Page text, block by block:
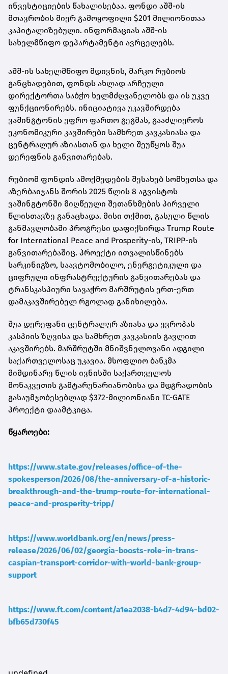
ინვესტიციების წახალისებაა. ფონდი აშშ-ის
მთავრობის მიერ გამოყოფილი $201 მილიონითაა
კაპიტალიზებული. ინფორმაციას აშშ-ის
სახელმწიფო დეპარტამენტი ავრცელებს.
აშშ-ის სახელმწიფო მდივნის, მარკო რუბიოს
განცხადებით, ფონდს ახლად არჩეული
დირექტორთა საბჭო ხელმძღვანელობს და ის უკვე
ფუნქციონირებს. ინიციატივა უკავშირდება
ვაშინგტონის უფრო ფართო გეგმას, გააძლიეროს
ეკონომიკური კავშირები სამხრეთ კავკასიასა და
ცენტრალურ აზიასთან და ხელი შეუწყოს შუა
დერეფნის განვითარებას.
რუბიომ ფონდის ამოქმედების შესახებ სომხეთსა და
აზერბაიჯანს შორის 2025 წლის 8 აგვისტოს
ვაშინგტონში მიღწეული შეთანხმების პირველი
წლისთავზე განაცხადა. მისი თქმით, გასული წლის
განმავლობაში პროგრესი დაფიქსირდა Trump Route
for International Peace and Prosperity-ის, TRIPP-ის
განვითარებაშიც. პროექტი ითვალისწინებს
სარკინიგზო, საავტომობილო, ენერგეტიკული და
ციფრული ინფრასტრუქტურის განვითარებას და
ტრანსკასპიური სავაჭრო მარშრუტის ერთ-ერთ
დამაკავშირებელ რგოლად განიხილება.
შუა დერეფანი ცენტრალურ აზიასა და ევროპას
კასპიის ზღვისა და სამხრეთ კავკასიის გავლით
აკავშირებს. მარშრუტში მნიშვნელოვანი ადგილი
საქართველოსაც უკავია. მსოფლიო ბანკმა
მიმდინარე წლის ივნისში საქართველოს
მონაკვეთის გამტარუნარიანობისა და მდგრადობის
გასაუმჯობესებლად $372-მილიონიანი TC-GATE
პროექტი დაამტკიცა.
წყაროები:
https://www.state.gov/releases/office-of-the-
spokesperson/2026/08/the-anniversary-of-a-historic-
breakthrough-and-the-trump-route-for-international-
peace-and-prosperity-tripp/
https://www.worldbank.org/en/news/press-
release/2026/06/02/georgia-boosts-role-in-trans-
caspian-transport-corridor-with-world-bank-group-
support
https://www.ft.com/content/a1ea2038-b4d7-4d94-bd02-
bfb65d730f45